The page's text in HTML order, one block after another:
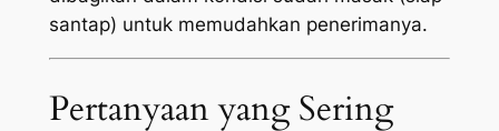
santap) untuk memudahkan penerimanya.
Pertanyaan yang Sering